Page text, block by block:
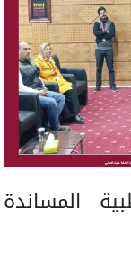
المساندة